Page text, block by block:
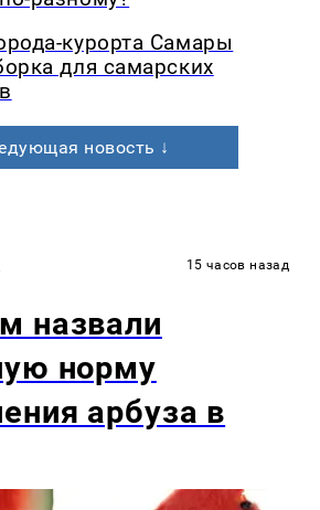
курорта Самары
для самарских
новость ↓
15 часов назад
назвали
норму
арбуза в